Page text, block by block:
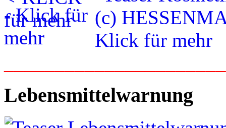
Lebensmittelwarnung